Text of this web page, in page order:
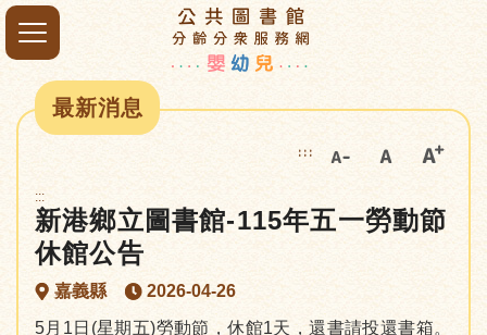
最新消息
:::
:::
新港鄉立圖書館-115年五一勞動節
休館公告
嘉義縣
2026-04-26
5月1日(星期五)勞動節，休館1天，還書請投還書箱。